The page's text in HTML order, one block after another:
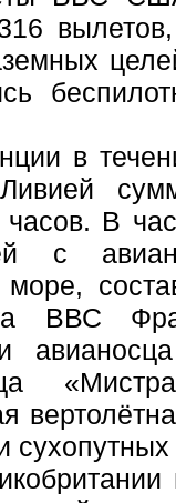
в
В
с
море,
ВВС
в